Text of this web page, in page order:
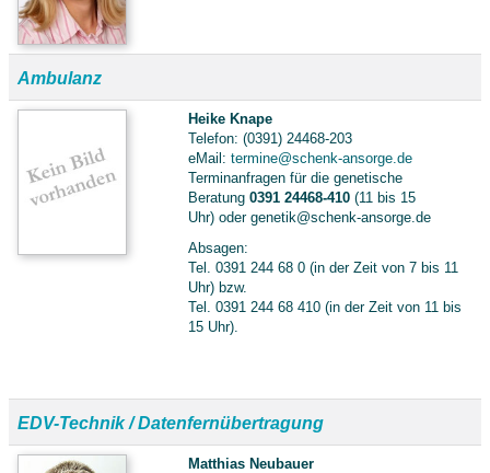
Ambulanz
Heike Knape
Telefon: (0391) 24468-203
eMail: termine@schenk-ansorge.de
Terminanfragen für die genetische
Beratung 0391 24468-410 (11 bis 15
Uhr) oder genetik@schenk-ansorge.de
Absagen:
Tel. 0391 244 68 0 (in der Zeit von 7 bis 11
Uhr) bzw.
Tel. 0391 244 68 410 (in der Zeit von 11 bis
15 Uhr).
EDV-Technik / Datenfernübertragung
Matthias Neubauer